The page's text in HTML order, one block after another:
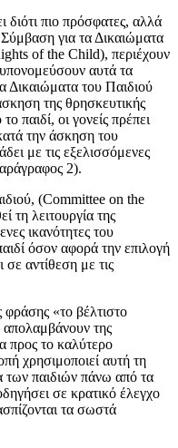
πιο πρόσφατες, αλλά
για τα Δικαιώματα
of the Child), περιέχουν
αυτά τα
Δικαιώματα του Παιδιού
της θρησκευτικής
παιδί, οι γονείς πρέπει
την άσκηση του
με τις εξελισσόμενες
2).
(Committee on the
τη λειτουργία της
ικανότητες του
όσον αφορά την επιλογή
σε αντίθεση με τις
φράσης «το βέλτιστο
απολαμβάνουν της
προς το καλύτερο
χρησιμοποιεί αυτή τη
των παιδιών πάνω από τα
σε κρατικό έλεγχο
τα σωστά